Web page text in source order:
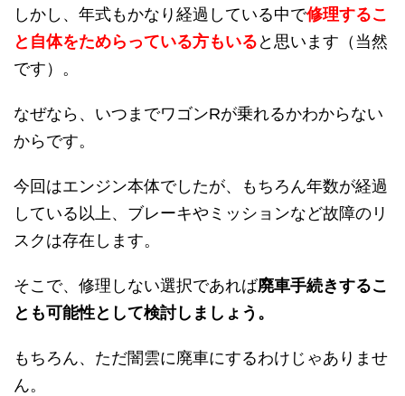
しかし、年式もかなり経過している中で修理するこ
と自体をためらっている方もいる と思います（当然
です）。
なぜなら、いつまでワゴンRが乗れるかわからない
からです。
今回はエンジン本体でしたが、もちろん年数が経過
している以上、ブレーキやミッションなど故障のリ
スクは存在します。
そこで、修理しない選択であれば廃車手続きするこ
とも可能性として検討しましょう。
もちろん、ただ闇雲に廃車にするわけじゃありませ
ん。